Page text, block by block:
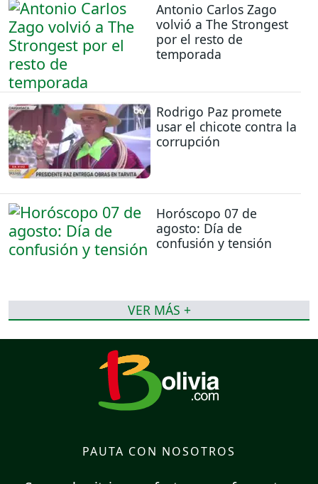
Antonio Carlos Zago
volvió a The Strongest
por el resto de
temporada
Rodrigo Paz promete
usar el chicote contra la
corrupción
Horóscopo 07 de
agosto: Día de
confusión y tensión
VER MÁS +
PAUTA CON NOSOTROS